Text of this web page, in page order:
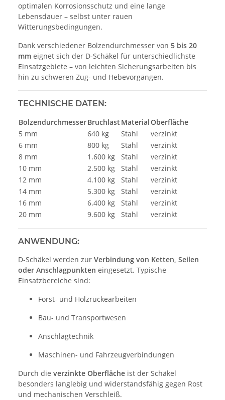
optimalen Korrosionsschutz und eine lange
Lebensdauer – selbst unter rauen
Witterungsbedingungen.
Dank verschiedener Bolzendurchmesser von 5 bis 20
mm eignet sich der D-Schäkel für unterschiedlichste
Einsatzgebiete – von leichten Sicherungsarbeiten bis
hin zu schweren Zug- und Hebevorgängen.
TECHNISCHE DATEN:
BolzendurchmesserBruchlast MaterialOberfläche
5 mm
640 kg Stahl
verzinkt
6 mm
800 kg Stahl
verzinkt
8 mm
1.600 kg Stahl
verzinkt
10 mm
2.500 kg Stahl
verzinkt
12 mm
4.100 kg Stahl
verzinkt
14 mm
5.300 kg Stahl
verzinkt
16 mm
6.400 kg Stahl
verzinkt
20 mm
9.600 kg Stahl verzinkt
ANWENDUNG:
D-Schäkel werden zur Verbindung von Ketten, Seilen
oder Anschlagpunkten eingesetzt. Typische
Einsatzbereiche sind:
Forst- und Holzrückearbeiten
Bau- und Transportwesen
Anschlagtechnik
Maschinen- und Fahrzeugverbindungen
Durch die verzinkte Oberfläche ist der Schäkel
besonders langlebig und widerstandsfähig gegen Rost
und mechanischen Verschleiß.